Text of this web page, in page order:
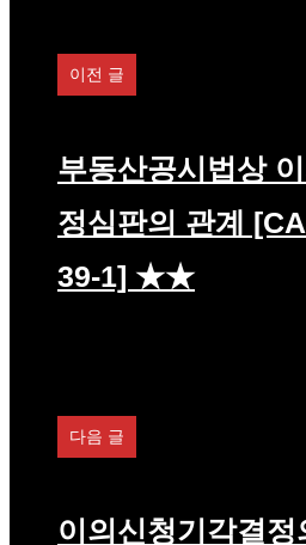
이전 글
부동산공시법상
정심판의 관계
39-1] ★★
다음 글
이의신청기각결